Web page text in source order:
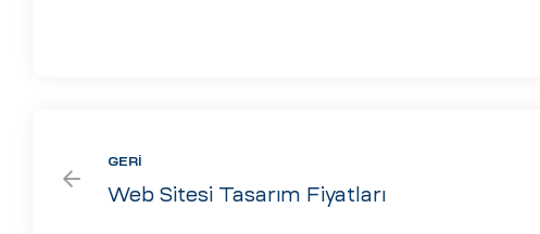
GERI
Web Sitesi Tasarım Fiyatları